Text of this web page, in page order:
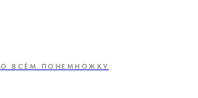
ВСЁМ ПОНЕМНОЖКУ